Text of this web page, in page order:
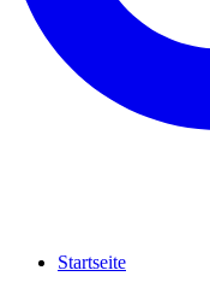
Startseite